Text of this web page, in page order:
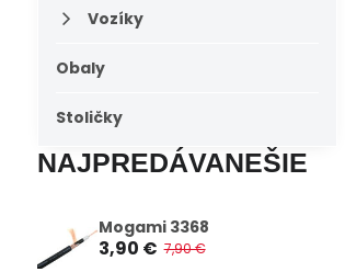
Vozíky
Obaly
Stoličky
NAJPREDÁVANEŠIE
Mogami 3368
3,90 € 7,90 €